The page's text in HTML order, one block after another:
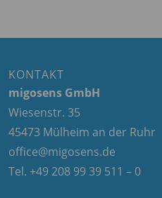
KONTAKT
migosens GmbH
Wiesenstr. 35
45473 Mülheim an der Ruhr
office@migosens.de
Tel. +49 208 99 39 511 – 0